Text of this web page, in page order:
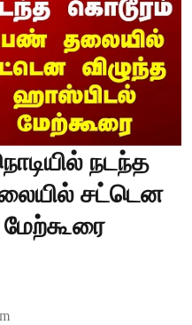
நடந்த
சட்டென